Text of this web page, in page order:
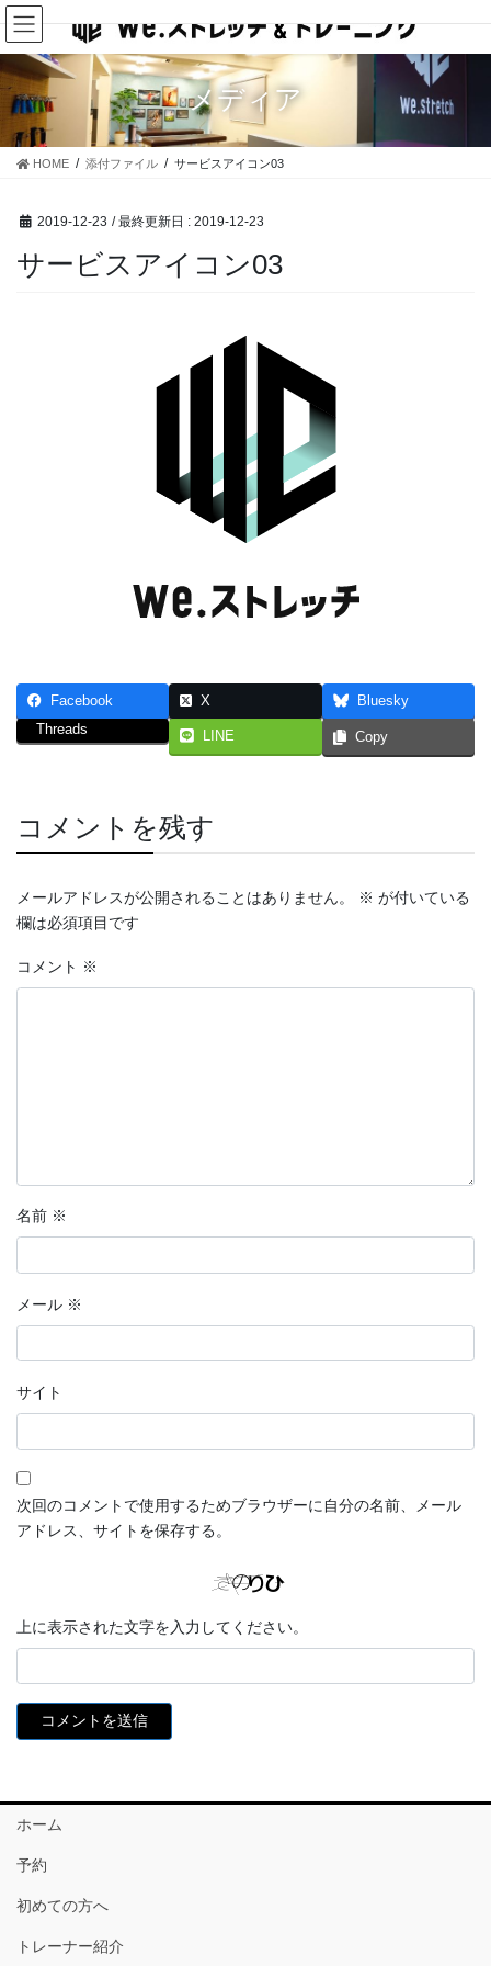
コ
ン
テ
ン
ツ
移
ナ
ビ
ゲ
ー
シ
ン
メディア
HOME 添付ファイル サービスアイコン03
2019-12-23 / 最終更新日 : 2019-12-23
サービスアイコン03
Facebook X
Bluesky
Threads
LINE Copy
コメントを残す
メールアドレスが公開されることはありません。 ※ が付いている
欄は必須項目です
コメント ※
名前 ※
メール ※
サイト
次回のコメントで使用するためブラウザーに自分の名前、メール
アドレス、サイトを保存する。
上に表示された文字を入力してください。
ホーム
予約
初めての方へ
トレーナー紹介